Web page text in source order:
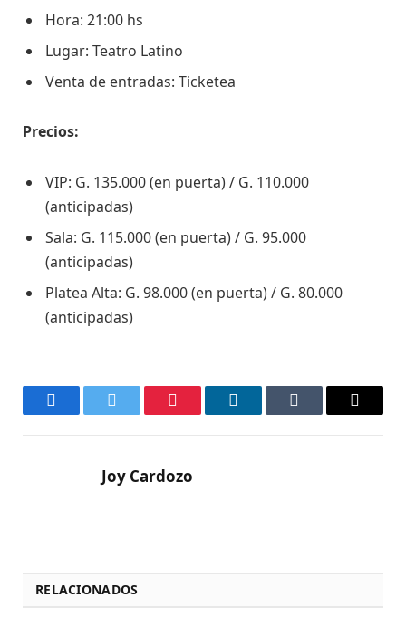
Hora: 21:00 hs
Lugar: Teatro Latino
Venta de entradas: Ticketea
Precios:
VIP: G. 135.000 (en puerta) / G. 110.000
(anticipadas)
Sala: G. 115.000 (en puerta) / G. 95.000
(anticipadas)
Platea Alta: G. 98.000 (en puerta) / G. 80.000
(anticipadas)
FacebookTwitter Pinterest LinkedInTumblr Email
Joy Cardozo
RELACIONADOS